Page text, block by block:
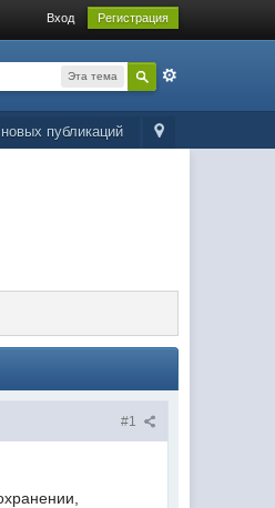
Вход Регистрация
Эта тема
публикаций
#1